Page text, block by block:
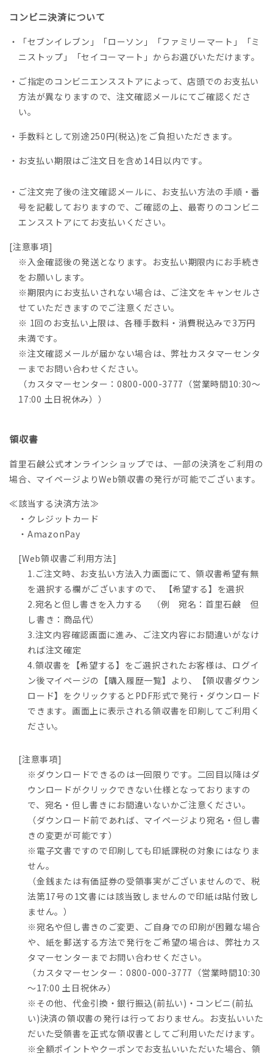
コンビニ決済について
・「セブンイレブン」「ローソン」「ファミリーマート」「ミ
ニストップ」「セイコーマート」からお選びいただけます。
・ご指定のコンビニエンスストアによって、店頭でのお支払い
方法が異なりますので、注文確認メールにてご確認くださ
い。
・手数料として別途250円(税込)をご負担いただきます。
・お支払い期限はご注文日を含め14日以内です。
・ご注文完了後の注文確認メールに、お支払い方法の手順・番
号を記載しておりますので、ご確認の上、最寄りのコンビニ
エンスストアにてお支払いください。
[注意事項]
※入金確認後の発送となります。お支払い期限内にお手続き
をお願いします。
※期限内にお支払いされない場合は、ご注文をキャンセルさ
せていただきますのでご注意ください。
※ 1回のお支払い上限は、各種手数料・消費税込みで3万円
未満です。
※注文確認メールが届かない場合は、弊社カスタマーセンタ
ーまでお問い合わせください。
（カスタマーセンター：0800-000-3777（営業時間10:30～
17:00 土日祝休み））
領収書
首里石鹸公式オンラインショップでは、一部の決済をご利用の
場合、マイページよりWeb領収書の発行が可能でございます。
≪該当する決済方法≫
・クレジットカード
・AmazonPay
[Web領収書ご利用方法]
1.ご注文時、お支払い方法入力画面にて、領収書希望有無
を選択する欄がございますので、 【希望する】を選択
2.宛名と但し書きを入力する （例 宛名：首里石鹸 但
し書き：商品代）
3.注文内容確認画面に進み、ご注文内容にお間違いがなけ
れば注文確定
4.領収書を【希望する】をご選択されたお客様は、ログイ
ン後マイページの【購入履歴一覧】より、【領収書ダウン
ロード】をクリックするとPDF形式で発行・ダウンロード
できます。画面上に表示される領収書を印刷してご利用く
ださい。
[注意事項]
※ダウンロードできるのは一回限りです。二回目以降はダ
ウンロードがクリックできない仕様となっておりますの
で、宛名・但し書きにお間違いないかご注意ください。
（ダウンロード前であれば、マイページより宛名・但し書
きの変更が可能です）
※電子文書ですので印刷しても印紙課税の対象にはなりま
せん。
（金銭または有価証券の受領事実がございませんので、税
法第17号の1文書には該当致しませんので印紙は貼付致し
ません。）
※宛名や但し書きのご変更、ご自身での印刷が困難な場合
や、紙を郵送する方法で発行をご希望の場合は、弊社カス
タマーセンターまでお問い合わせください。
（カスタマーセンター：0800-000-3777（営業時間10:30
～17:00 土日祝休み）
※その他、代金引換・銀行振込(前払い)・コンビニ(前払
い)決済の領収書の発行は行っておりません。お支払いいた
だいた受領書を正式な領収書としてご利用いただけます。
※全額ポイントやクーポンでお支払いいただいた場合、領